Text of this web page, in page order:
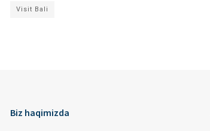
Visit Bali
Biz haqimizda